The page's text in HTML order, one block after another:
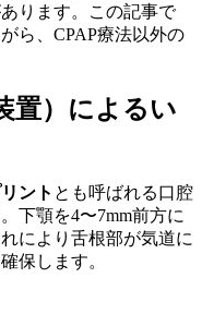
ります。この記事で
ら、CPAP療法以外の
置）によるい
ント とも呼ばれる口腔
下顎を4〜7mm前方に
により舌根部が気道に
保します。